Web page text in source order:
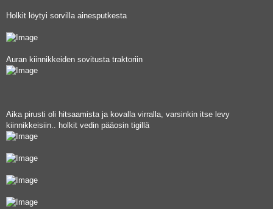
Holkit löytyi sorvilla ainesputkesta
Auran kiinnikkeiden sovitusta traktoriin
Aika pirusti oli hitsaamista ja kovalla virralla, varsinkin itse levy
kiinnikkeisiin.. holkit vedin pääosin tigillä